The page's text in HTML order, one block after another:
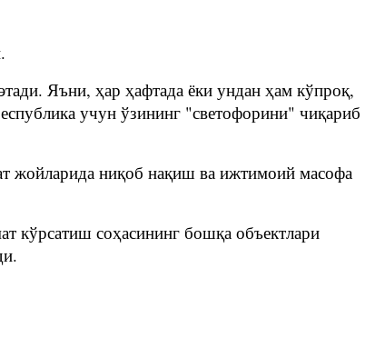
Яъни, ҳар ҳафтада ёки ундан ҳам кўпроқ,
учун ўзининг "светофорини" чиқариб
жойларида ниқоб нақиш ва ижтимоий масофа
кўрсатиш соҳасининг бошқа объектлари